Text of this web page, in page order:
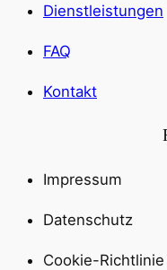
Dienstleistungen
FAQ
Kontakt
Impressum
Datenschutz
Cookie-Richtlinie